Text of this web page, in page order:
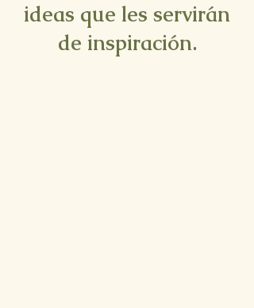
ideas que les servirán
de inspiración.